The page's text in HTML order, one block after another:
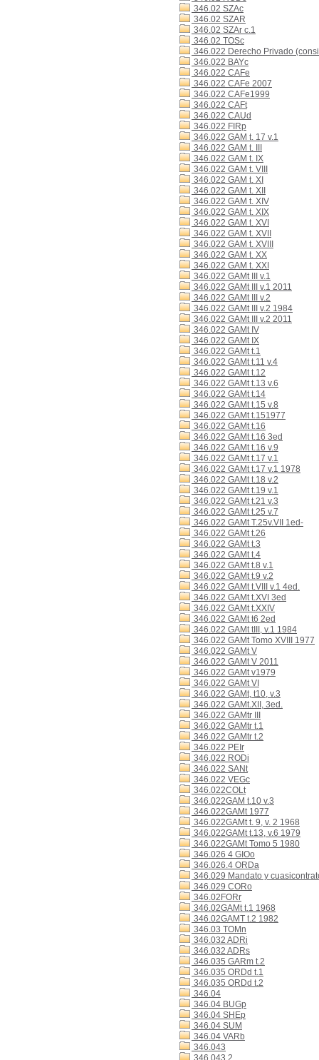
346.02 SZAc
346.02 SZAR
346.02 SZAr c.1
346.02 TOSc
346.022 Derecho Privado
346.022 BAYc
346.022 CAFe
346.022 CAFe 2007
346.022 CAFe1999
346.022 CAFt
346.022 CAUd
346.022 FIRp
346.022 GAM t. 17 v.1
346.022 GAM t. III
346.022 GAM t. IX
346.022 GAM t. VIII
346.022 GAM t. XI
346.022 GAM t. XII
346.022 GAM t. XIV
346.022 GAM t. XIX
346.022 GAM t. XVI
346.022 GAM t. XVII
346.022 GAM t. XVIII
346.022 GAM t. XX
346.022 GAM t. XXI
346.022 GAMt III v.1
346.022 GAMt III v.1 2011
346.022 GAMt III v.2
346.022 GAMt III v.2 1984
346.022 GAMt III v.2 2011
346.022 GAMt IV
346.022 GAMt IX
346.022 GAMt t.1
346.022 GAMt t.11 v.4
346.022 GAMt t.12
346.022 GAMt t.13 v.6
346.022 GAMt t.14
346.022 GAMt t.15 v.8
346.022 GAMt t.151977
346.022 GAMt t.16
346.022 GAMt t.16 3ed
346.022 GAMt t.16 v.9
346.022 GAMt t.17 v.1
346.022 GAMt t.17 v.1 1978
346.022 GAMt t.18 v.2
346.022 GAMt t.19 v.1
346.022 GAMt t.21 v.3
346.022 GAMt t.25 v.7
346.022 GAMt T.25v.VII 1ed-
346.022 GAMt t.26
346.022 GAMt t.3
346.022 GAMt t.4
346.022 GAMt t.8 v.1
346.022 GAMt t.9 v.2
346.022 GAMt t.VIII v.1 4ed.
346.022 GAMt t.XVI 3ed
346.022 GAMt t.XXIV
346.022 GAMt t6 2ed
346.022 GAMt tIII, v.1 1984
346.022 GAMt Tomo XVIII 1977
346.022 GAMt V
346.022 GAMt V 2011
346.022 GAMt v1979
346.022 GAMt VI
346.022 GAMt, t10, v.3
346.022 GAMt.XII, 3ed.
346.022 GAMtr III
346.022 GAMtr t.1
346.022 GAMtr t.2
346.022 PEIr
346.022 RODi
346.022 SANt
346.022 VEGc
346.022COLt
346.022GAM t.10 v.3
346.022GAMt 1977
346.022GAMt t. 9, v. 2 1968
346.022GAMt t.13, v.6 1979
346.022GAMt Tomo 5 1980
346.026 4 GIOo
346.026.4 ORDa
346.029 Mandato y
346.029 CORo
346.02FORr
346.02GAMt t.1 1968
346.02GAMT t.2 1982
346.03 TOMn
346.032 ADRi
346.032 ADRs
346.035 GARm t.2
346.035 ORDd t.1
346.035 ORDd t.2
346.04
346.04 BUGp
346.04 SHEp
346.04 SUM
346.04 VARb
346.043
346.043 2